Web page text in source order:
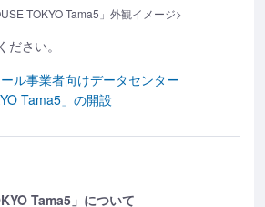
TOKYO Tama5」外観イメージ>
さい。
ル事業者向けデータセンター
Tama5」の開設
Tama5」について